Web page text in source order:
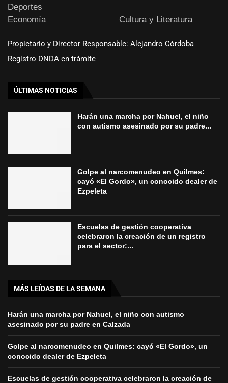
Deportes
Economía
Cultura y Literatura
Propietario y Director Responsable: Alejandro Córdoba
Registro DNDA en trámite
ÚLTIMAS NOTICIAS
Harán una marcha por Nahuel, el niño
con autismo asesinado por su padre...
Golpe al narcomenudeo en Quilmes:
cayó «El Gordo», un conocido dealer de
Ezpeleta
Escuelas de gestión cooperativa
celebraron la creación de un registro
para el sector:...
MÁS LEÍDAS DE LA SEMANA
Harán una marcha por Nahuel, el niño con autismo
asesinado por su padre en Calzada
Golpe al narcomenudeo en Quilmes: cayó «El Gordo», un
conocido dealer de Ezpeleta
Escuelas de gestión cooperativa celebraron la creación de